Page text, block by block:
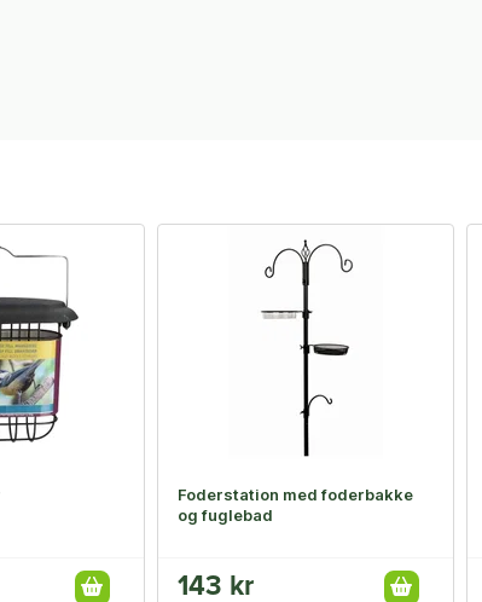
Foderstation med foderbakke
og fuglebad
143 kr